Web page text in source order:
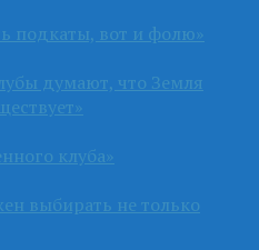
подкаты, вот и фолю»
думают, что Земля
клуба»
выбирать не только